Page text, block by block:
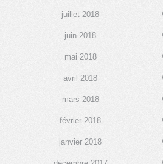
juillet 2018
juin 2018
mai 2018
avril 2018
mars 2018
février 2018
janvier 2018